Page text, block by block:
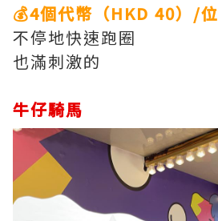
💰4個代幣（HKD 40）/位
不停地快速跑圈
也滿刺激的
牛仔騎馬